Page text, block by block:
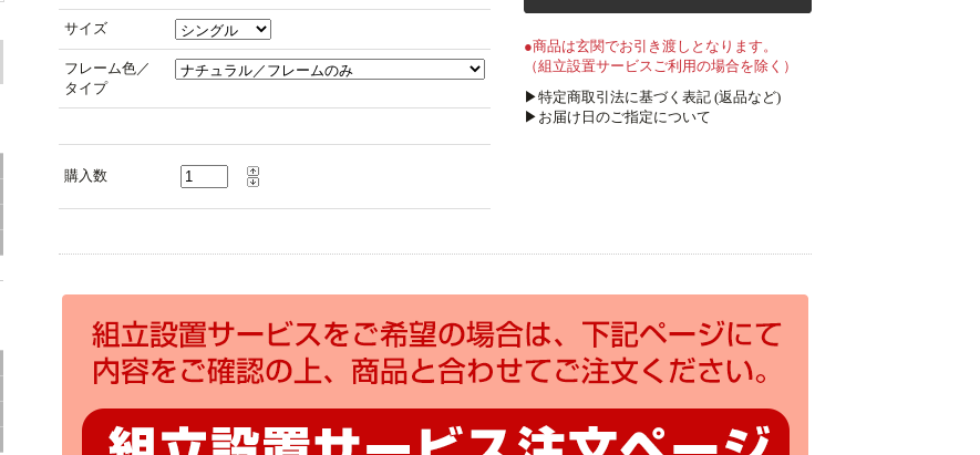
サイズ
フレーム色／
タイプ
購入数
●商品は玄関でお引き渡しとなります。
（組立設置サービスご利用の場合を除く）
▶特定商取引法に基づく表記 (返品など)
▶お届け日のご指定について